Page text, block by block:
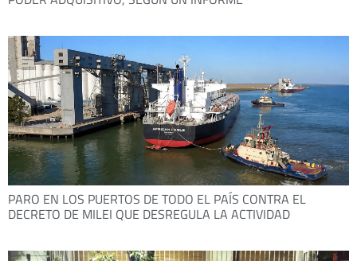
PARO EN LOS PUERTOS DE TODO EL PAÍS CONTRA EL
DECRETO DE MILEI QUE DESREGULA LA ACTIVIDAD